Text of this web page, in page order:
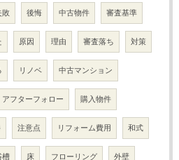
敗 後悔 中古物件 審査基準
原因 理由 審査落ち 対策
リノベ 中古マンション
アフターフォロー 購入物件
注意点 リフォーム費用 和式
槽 床 フローリング 外壁